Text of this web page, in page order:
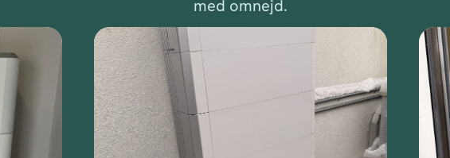
med omnejd.